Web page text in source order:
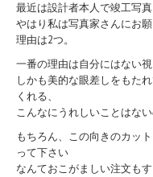
最近は設計者本人で竣工写
やはり私は写真家さんにお願
理由は2つ。
一番の理由は自分にはない
しかも美的な眼差しをもた
くれる、
こんなにうれしいことはな
もちろん、この向きのカッ
って下さい
なんておこがましい注文も